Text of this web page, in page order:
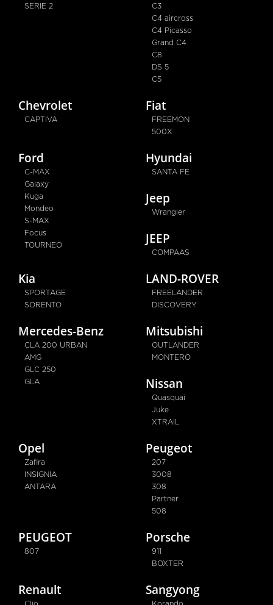
SERIE 2
C3
C4 aircross
C4 Picasso
Grand C4
C8
DS 5
C5
Chevrolet
CAPTIVA
Fiat
FREEMON
500X
Ford
C-MAX
Galaxy
Kuga
Mondeo
S-MAX
Focus
TOURNEO
Hyundai
SANTA FE
Jeep
Wrangler
JEEP
COMPAAS
Kia
SPORTAGE
SORENTO
LAND-ROVER
FREELANDER
DISCOVERY
Mercedes-Benz
CLA 200 URBAN
AMG
GLC 250
GLA
Mitsubishi
OUTLANDER
MONTERO
Nissan
Quasquai
Juke
XTRAIL
Opel
Zafira
INSIGNIA
ANTARA
Peugeot
207
3008
308
Partner
508
PEUGEOT
807
Porsche
911
BOXTER
Renault
Clio
Sangyong
Korando